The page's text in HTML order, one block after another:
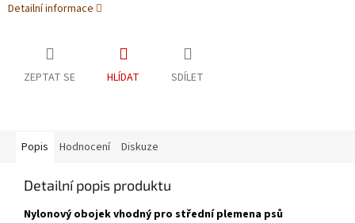
Detailní informace
ZEPTAT SE HLÍDAT SDÍLET
Popis Hodnocení Diskuze
Detailní popis produktu
Nylonový obojek vhodný pro střední plemena psů